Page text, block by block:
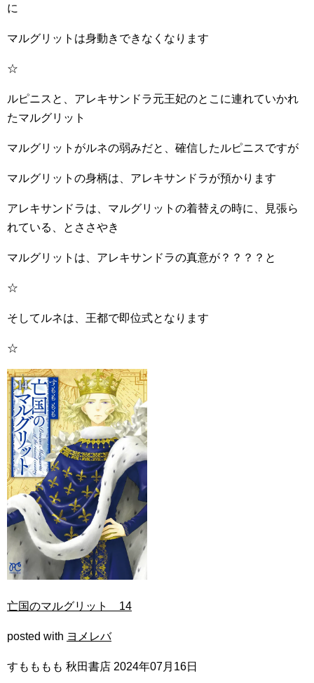
に
マルグリットは身動きできなくなります
☆
ルピニスと、アレキサンドラ元王妃のとこに連れていかれ
たマルグリット
マルグリットがルネの弱みだと、確信したルピニスですが
マルグリットの身柄は、アレキサンドラが預かります
アレキサンドラは、マルグリットの着替えの時に、見張ら
れている、とささやき
マルグリットは、アレキサンドラの真意が？？？？と
☆
そしてルネは、王都で即位式となります
☆
亡国のマルグリット 14
posted with ヨメレバ
すもももも 秋田書店 2024年07月16日